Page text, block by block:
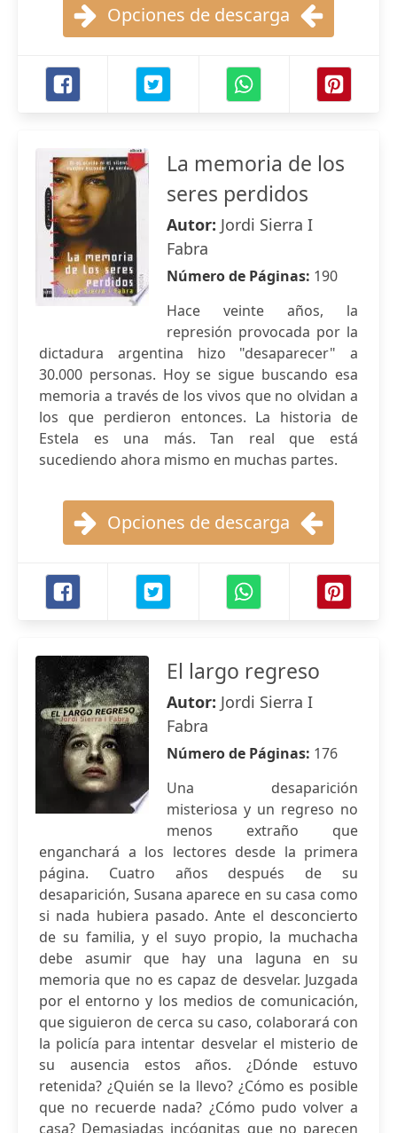
Opciones de descarga
La memoria de los
seres perdidos
Autor: Jordi Sierra I
Fabra
Número de Páginas: 190
Hace veinte años, la
represión provocada por la
dictadura argentina hizo "desaparecer" a
30.000 personas. Hoy se sigue buscando esa
memoria a través de los vivos que no olvidan a
los que perdieron entonces. La historia de
Estela es una más. Tan real que está
sucediendo ahora mismo en muchas partes.
Opciones de descarga
El largo regreso
Autor: Jordi Sierra I
Fabra
Número de Páginas: 176
Una desaparición
misteriosa y un regreso no
menos extraño que
enganchará a los lectores desde la primera
página. Cuatro años después de su
desaparición, Susana aparece en su casa como
si nada hubiera pasado. Ante el desconcierto
de su familia, y el suyo propio, la muchacha
debe asumir que hay una laguna en su
memoria que no es capaz de desvelar. Juzgada
por el entorno y los medios de comunicación,
que siguieron de cerca su caso, colaborará con
la policía para intentar desvelar el misterio de
su ausencia estos años. ¿Dónde estuvo
retenida? ¿Quién se la llevo? ¿Cómo es posible
que no recuerde nada? ¿Cómo pudo volver a
casa? Demasiadas incógnitas que no parecen